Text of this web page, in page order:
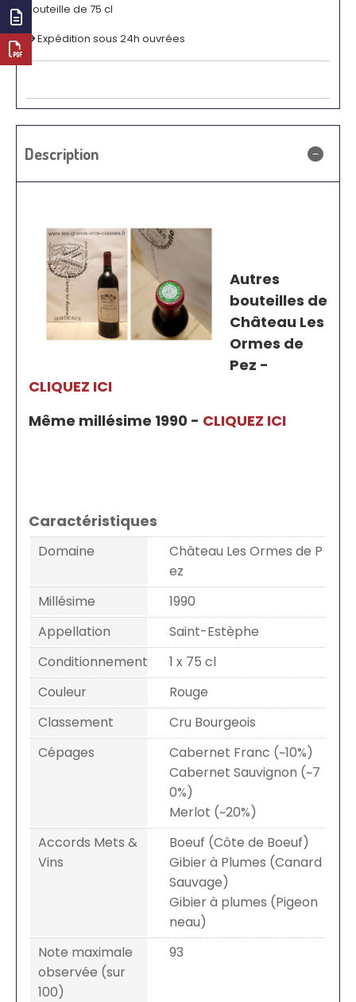
Bouteille de 75 cl
Expédition sous 24h ouvrées
Description
Autres
bouteilles de
Château Les
Ormes de
Pez -
CLIQUEZ ICI
Même millésime 1990 - CLIQUEZ ICI
Caractéristiques
Domaine
Château Les Ormes de P
ez
Millésime
1990
Appellation
Saint-Estèphe
Conditionnement
1 x 75 cl
Couleur
Rouge
Classement
Cru Bourgeois
Cépages
Cabernet Franc (~10%)
Cabernet Sauvignon (~7
0%)
Merlot (~20%)
Accords Mets &
Vins
Boeuf (Côte de Boeuf)
Gibier à Plumes (Canard
Sauvage)
Gibier à plumes (Pigeon
neau)
Note maximale
observée (sur
100)
93